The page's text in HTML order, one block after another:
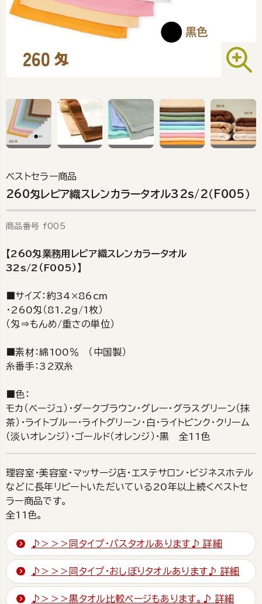
ベストセラー商品
260匁レピア織スレンカラータオル32s/2（F005）
商品番号 f005
【260匁業務用レピア織スレンカラータオル
32s/2（F005）】
■サイズ：約34×86cm
・260匁（81.2g/1枚）
（匁⇒もんめ/重さの単位）
■素材：綿100％ （中国製）
糸番手：32双糸
■色：
モカ（ベージュ）・ダークブラウン・グレー・グラスグリーン（抹
茶）・ライトブルー・ライトグリーン・白・ライトピンク・クリーム
（淡いオレンジ）・ゴールド（オレンジ）・黒 全11色
理容室・美容室・マッサージ店・エステサロン・ビジネスホテル
などに長年リピートいただいている20年以上続くベストセ
ラー商品です。
全11色。
♪＞＞＞同タイプ・バスタオルあります♪ 詳細
♪＞＞＞同タイプ・おしぼりタオルあります♪ 詳細
♪＞＞＞黒タオル比較ページもあります。♪ 詳細